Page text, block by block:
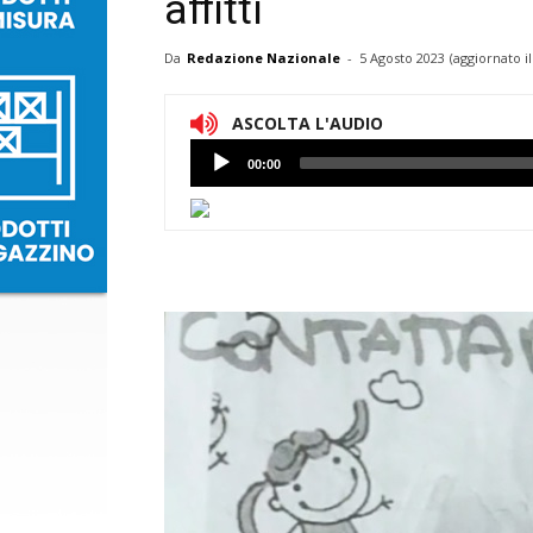
affitti
Da Redazione Nazionale - 5 Agosto 2023 (aggiornato il
ASCOLTA L'AUDIO
Lettore
Audio
00:00